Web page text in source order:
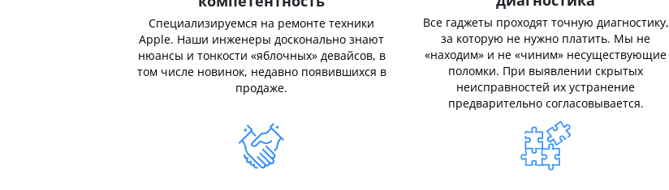
Специализируемся на ремонте техники
Apple. Наши инженеры досконально знают
нюансы и тонкости «яблочных» девайсов, в
том числе новинок, недавно появившихся в
продаже.
Все гаджеты проходят точную диагностику,
за которую не нужно платить. Мы не
«находим» и не «чиним» несуществующие
поломки. При выявлении скрытых
неисправностей их устранение
предварительно согласовывается.